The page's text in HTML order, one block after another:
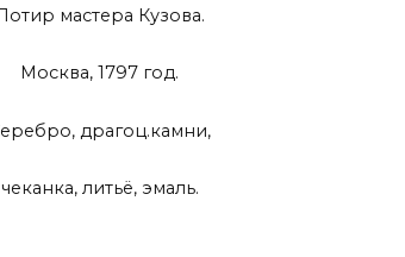
мастера Кузова.
Москва, 1797 год.
драгоц.камни,
чеканка, литьё, эмаль.